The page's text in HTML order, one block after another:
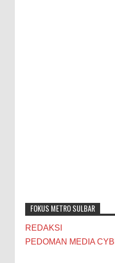
FOKUS METRO SULBAR
REDAKSI
PEDOMAN MEDIA